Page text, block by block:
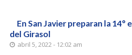
En San Javier preparan la 14°
del Girasol
abril 5, 2022 - 12:02 am